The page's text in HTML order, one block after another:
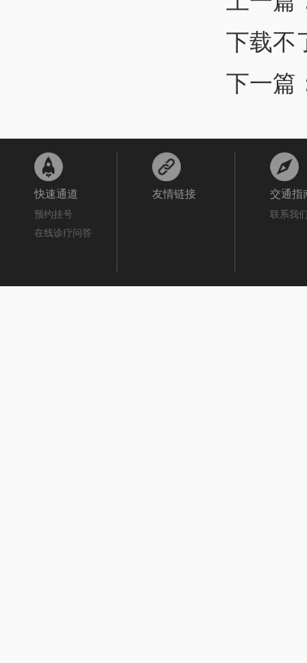
下载不
下一篇
快速通道
预约挂号
在线诊疗问答
友情链接 交通指
联系我